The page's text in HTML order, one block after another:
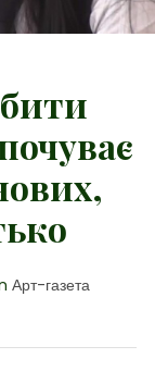
Арт-газета